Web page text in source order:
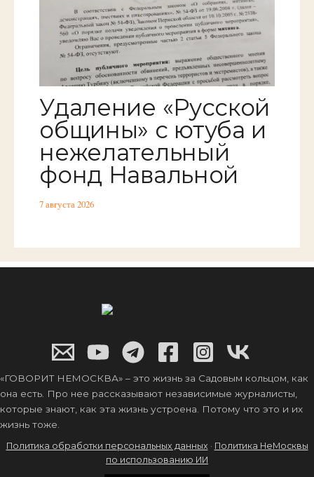
Удаление «Русской
общины» с ютуба и
нежелательный
фонд Навальной
7 августа 2026
«ГОВОРИТ НЕМОСКВА» – это жизнь за Садовым кольцом, как
она есть. Про нее рассказывают независимые журналисты,
которые знают, как эта жизнь устроена. Потому что это и их
жизнь тоже.
Политика обработки персональных данных · Политика НеМосквы
по использованию ИИ